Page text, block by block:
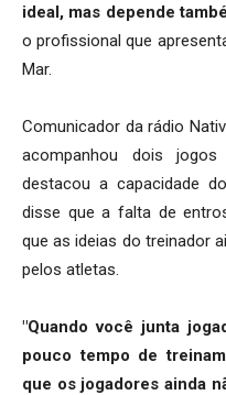
ideal, mas depende
o profissional que
Mar.
Comunicador da rádio
acompanhou dois
destacou a capacidade
disse que a falta de
que as ideias do treinador
pelos atletas.
"Quando você junta
pouco tempo de
que os jogadores ainda